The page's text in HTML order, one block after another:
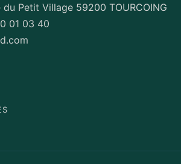
du Petit Village 59200 TOURCOING
01 03 40